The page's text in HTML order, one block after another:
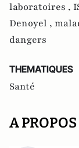
laboratoires ,
Denoyel ,
dangers
THEMATIQUES
Santé
A